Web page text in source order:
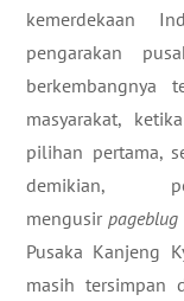
kemerdekaan
pengarakan
masyarakat,
pilihan pertama,
demikian,
mengusirpageblug
Pusaka Kanjeng
masih tersimpan